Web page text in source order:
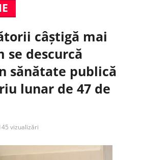
câștigă mai
se descurcă
sănătate publică
lunar de 47 de
vizualizări